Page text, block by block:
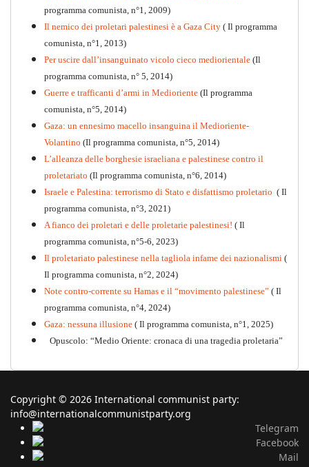
Per la difesa intransigente
programma comunista, n°1, 2009)
Il nemico dei proletari palestinesi è a Gaza City ( Il programma
comunista, n°1, 2013)
Per uscire dall’insanguinato vicolo cieco mediorientale (Il
programma comunista, n° 5, 2014)
Guerre e trafficanti d’armi in Medioriente (Il programma
comunista, n°5, 2014)
Gaza: un ennesimo macello insanguina il Medioriente-
Volantino (Il programma comunista, n°5, 2014)
L’alleanza delle borghesie israeliana e palestinese contro il
proletariato (Il programma comunista, n°6, 2014)
Israele e Palestina: terrorismo di Stato e disfattismo proletario ( Il
programma comunista, n°3, 2021)
A fianco dei proletari e delle proletarie palestinesi! ( Il
programma comunista, n°5-6, 2023)
Il proletariato palestinese nella tagliola infame dei nazionalismi (
Il programma comunista, n°2, 2024)
Note contro-corrente su Hamas e il “movimento palestinese” ( Il
programma comunista, n°4, 2024)
Gaza: nessuna illusione ( Il programma comunista, n°1, 2025)
Opuscolo: “Medio Oriente: cronaca di una tragedia proletaria”
Copyright © 2026 International communist party:
info@internationalcommunistparty.org